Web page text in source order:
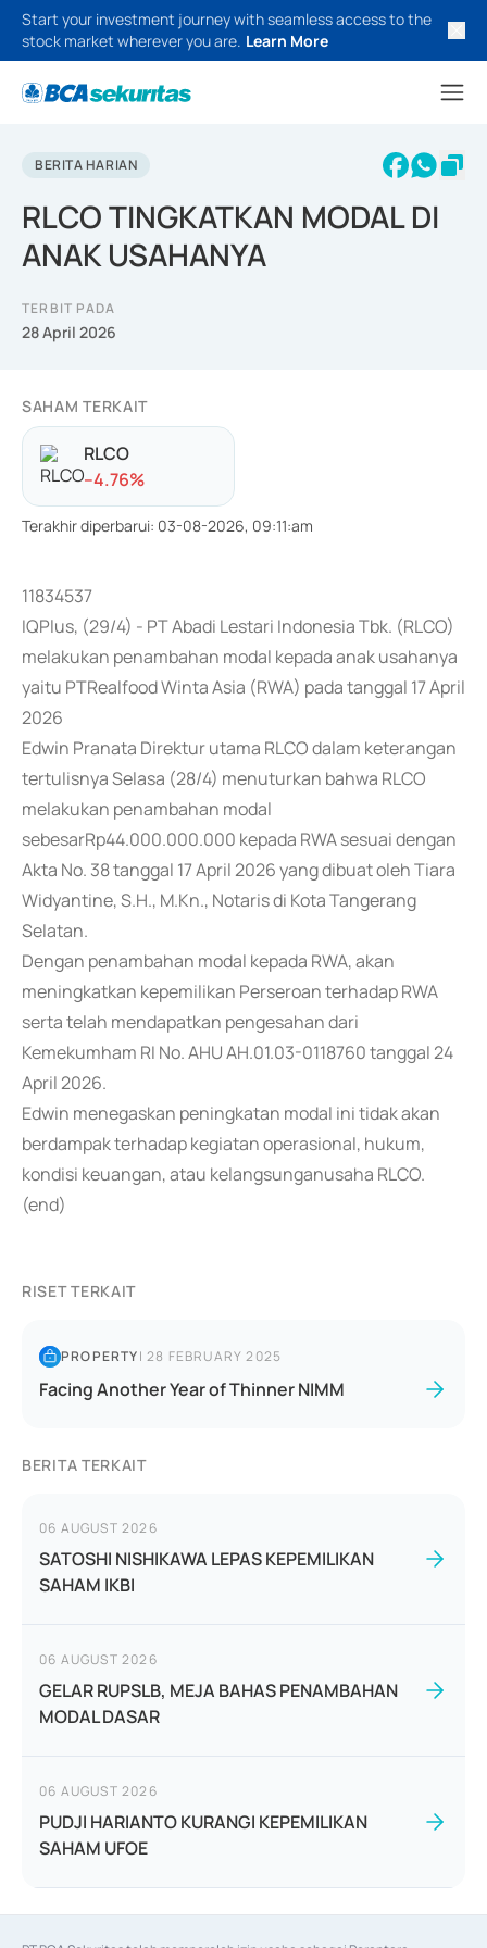
Start your investment journey with seamless access to the
stock market wherever you are. Learn More
BERITA HARIAN
RLCO TINGKATKAN MODAL DI
ANAK USAHANYA
TERBIT PADA
28 April 2026
SAHAM TERKAIT
RLCO
--4.76%
Terakhir diperbarui: 03-08-2026, 09:11:am
11834537
IQPlus, (29/4) - PT Abadi Lestari Indonesia Tbk. (RLCO)
melakukan penambahan modal kepada anak usahanya
yaitu PTRealfood Winta Asia (RWA) pada tanggal 17 April
2026
Edwin Pranata Direktur utama RLCO dalam keterangan
tertulisnya Selasa (28/4) menuturkan bahwa RLCO
melakukan penambahan modal
sebesarRp44.000.000.000 kepada RWA sesuai dengan
Akta No. 38 tanggal 17 April 2026 yang dibuat oleh Tiara
Widyantine, S.H., M.Kn., Notaris di Kota Tangerang
Selatan.
Dengan penambahan modal kepada RWA, akan
meningkatkan kepemilikan Perseroan terhadap RWA
serta telah mendapatkan pengesahan dari
Kemekumham RI No. AHU AH.01.03-0118760 tanggal 24
April 2026.
Edwin menegaskan peningkatan modal ini tidak akan
berdampak terhadap kegiatan operasional, hukum,
kondisi keuangan, atau kelangsunganusaha RLCO.
(end)
RISET TERKAIT
PROPERTY|28 FEBRUARY 2025
Facing Another Year of Thinner NIMM
BERITA TERKAIT
06 AUGUST 2026
SATOSHI NISHIKAWA LEPAS KEPEMILIKAN
SAHAM IKBI
06 AUGUST 2026
GELAR RUPSLB, MEJA BAHAS PENAMBAHAN
MODAL DASAR
06 AUGUST 2026
PUDJI HARIANTO KURANGI KEPEMILIKAN
SAHAM UFOE